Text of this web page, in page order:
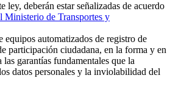
deberán estar señalizadas de acuerdo
Ministerio de Transportes y
automatizados de registro de
participación ciudadana, en la forma y en
garantías fundamentales que la
datos personales y la inviolabilidad del